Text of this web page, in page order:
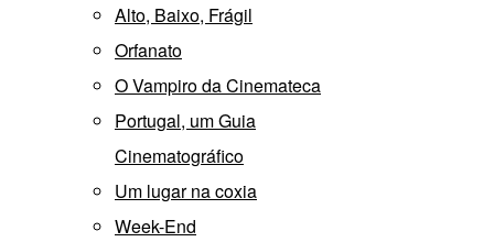
Alto, Baixo, Frágil
Orfanato
O Vampiro da Cinemateca
Portugal, um Guia
Cinematográfico
Um lugar na coxia
Week-End